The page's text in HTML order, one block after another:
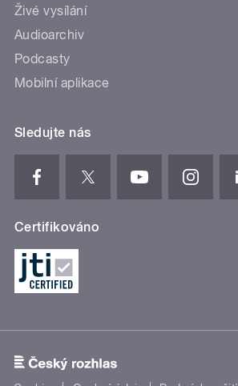
Živé vysílání
Audioarchiv
Podcasty
Mobilní aplikace
Sledujte nás
Certifikováno